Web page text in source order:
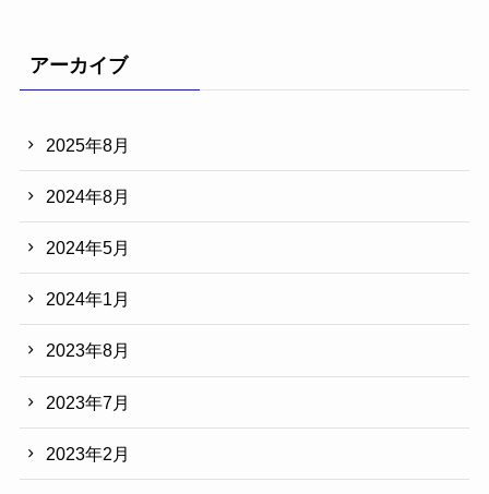
アーカイブ
2025年8月
2024年8月
2024年5月
2024年1月
2023年8月
2023年7月
2023年2月